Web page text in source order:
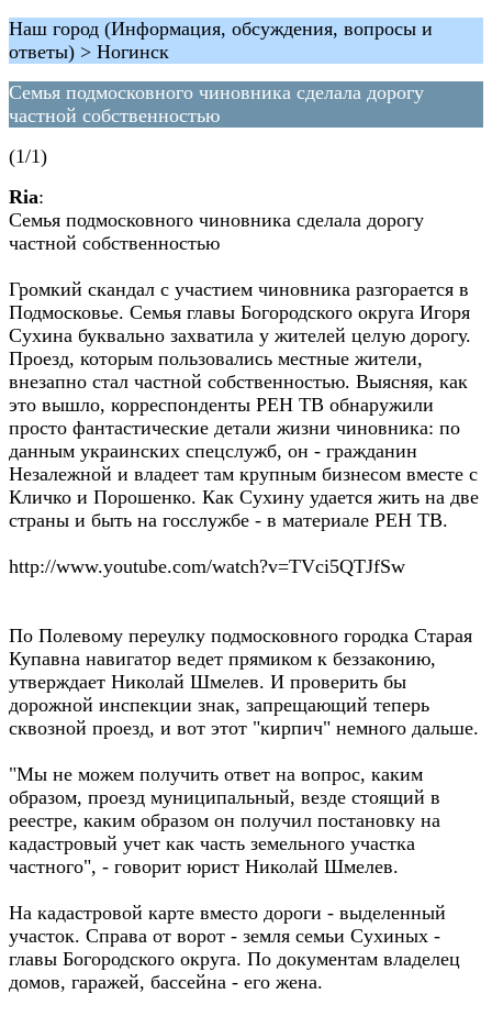
Наш город (Информация, обсуждения, вопросы и
ответы) > Ногинск
Семья подмосковного чиновника сделала дорогу
частной собственностью
(1/1)
Ria:
Семья подмосковного чиновника сделала дорогу
частной собственностью
Громкий скандал с участием чиновника разгорается в
Подмосковье. Семья главы Богородского округа Игоря
Сухина буквально захватила у жителей целую дорогу.
Проезд, которым пользовались местные жители,
внезапно стал частной собственностью. Выясняя, как
это вышло, корреспонденты РЕН ТВ обнаружили
просто фантастические детали жизни чиновника: по
данным украинских спецслужб, он - гражданин
Незалежной и владеет там крупным бизнесом вместе с
Кличко и Порошенко. Как Сухину удается жить на две
страны и быть на госслужбе - в материале РЕН ТВ.
http://www.youtube.com/watch?v=TVci5QTJfSw
По Полевому переулку подмосковного городка Старая
Купавна навигатор ведет прямиком к беззаконию,
утверждает Николай Шмелев. И проверить бы
дорожной инспекции знак, запрещающий теперь
сквозной проезд, и вот этот "кирпич" немного дальше.
"Мы не можем получить ответ на вопрос, каким
образом, проезд муниципальный, везде стоящий в
реестре, каким образом он получил постановку на
кадастровый учет как часть земельного участка
частного", - говорит юрист Николай Шмелев.
На кадастровой карте вместо дороги - выделенный
участок. Справа от ворот - земля семьи Сухиных -
главы Богородского округа. По документам владелец
домов, гаражей, бассейна - его жена.